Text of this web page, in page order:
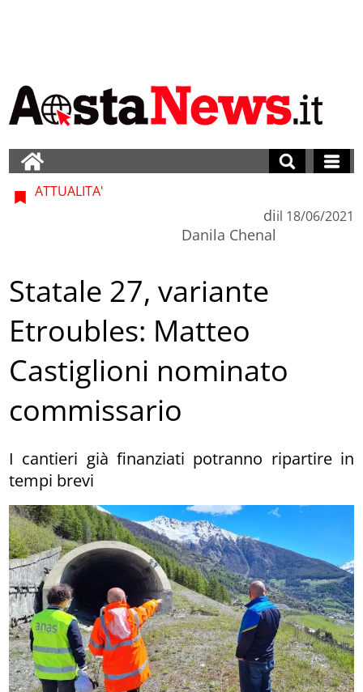
ATTUALITA'
di
Danila Chenal
il 18/06/2021
Statale 27, variante
Etroubles: Matteo
Castiglioni nominato
commissario
I cantieri già finanziati potranno ripartire in
tempi brevi